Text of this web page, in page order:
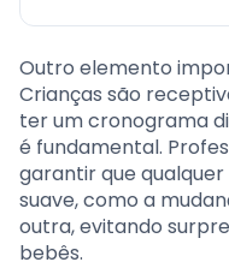
Outro elemento
Crianças são
ter um cronograma
é fundamental.
garantir que
suave, como a
outra, evitando
bebês.